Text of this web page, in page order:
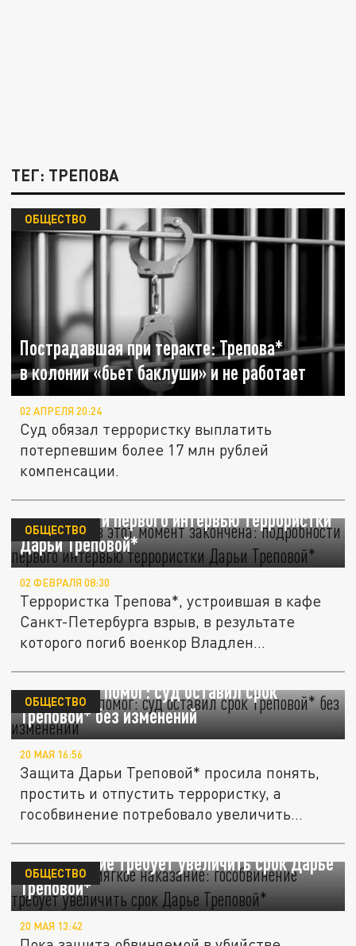
ТЕГ: ТРЕПОВА
Пострадавшая при теракте: Трепова*
в колонии «бьет баклуши» и не работает
ОБЩЕСТВО
02 АПРЕЛЯ 20:24
Суд обязал террористку выплатить
потерпевшим более 17 млн рублей
компенсации.
"Моя жизнь в этот момент закончена":
подробности первого интервью террористки
Дарьи Треповой*
ОБЩЕСТВО
02 ФЕВРАЛЯ 08:30
Террористка Трепова*, устроившая в кафе
Санкт-Петербурга взрыв, в результате
которого погиб военкор Владлен...
Адвокат не помог: суд оставил срок
Треповой* без изменений
ОБЩЕСТВО
20 МАЯ 16:56
Защита Дарьи Треповой* просила понять,
простить и отпустить террористку, а
гособвинение потребовало увеличить...
"Чрезмерно мягкое наказание":
гособвинение требует увеличить срок Дарье
Треповой*
ОБЩЕСТВО
20 МАЯ 13:42